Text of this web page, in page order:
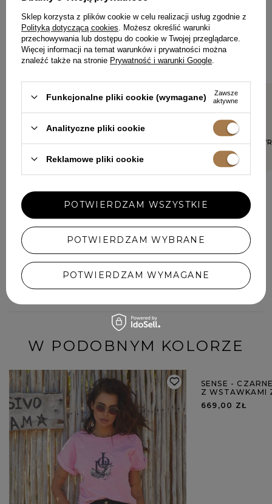
Z INNYMI
Każda opinia pomaga innym klientkom w wyborze.
Jeśli nosiłaś ten model, podziel się swoimi wrażeniami – liczy
się każdy detal.
5/5
Zgodnie z opisem
JOANNA, ELBLĄG
5/5
Boska
DOROTA,
DODAJ SWOJĄ OPINIĘ
W PODOBNYM KOLORZE
SENSE -
Z WSTAWKAMI
669,00 ZŁ
Sklep korzysta z plików cookie w celu realizacji usług zgodnie z
Polityką dotyczącą cookies . Możesz określić warunki
przechowywania lub dostępu do cookie w Twojej przeglądarce.
Więcej informacji na temat warunków i prywatności można
znaleźć także na stronie Prywatność i warunki Google
Funkcjonalne pliki cookie (wymagane)
Zawsze
aktywne
Analityczne pliki cookie
Reklamowe pliki cookie
POTWIERDZAM WYBRANE
POTWIERDZAM WYMAGANE
POTWIERDZAM WSZYSTKIE